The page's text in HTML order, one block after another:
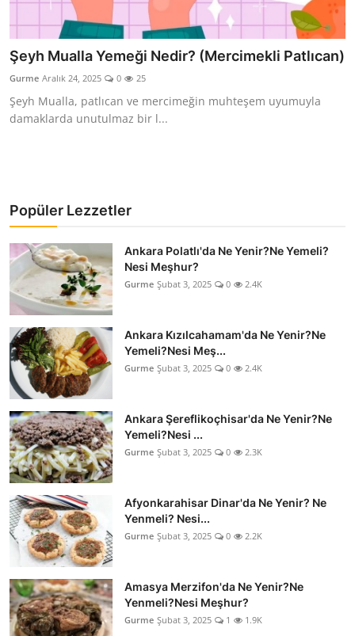
Şeyh Mualla Yemeği Nedir? (Mercimekli Patlıcan)
Gurme Aralık 24, 2025 0 25
Şeyh Mualla, patlıcan ve mercimeğin muhteşem uyumuyla
damaklarda unutulmaz bir l...
Popüler Lezzetler
Ankara Polatlı'da Ne Yenir?Ne Yemeli?
Nesi Meşhur?
Gurme Şubat 3, 2025 0 2.4K
Ankara Kızılcahamam'da Ne Yenir?Ne
Yemeli?Nesi Meş...
Gurme Şubat 3, 2025 0 2.4K
Ankara Şereflikoçhisar'da Ne Yenir?Ne
Yemeli?Nesi ...
Gurme Şubat 3, 2025 0 2.3K
Afyonkarahisar Dinar'da Ne Yenir? Ne
Yenmeli? Nesi...
Gurme Şubat 3, 2025 0 2.2K
Amasya Merzifon'da Ne Yenir?Ne
Yenmeli?Nesi Meşhur?
Gurme Şubat 3, 2025 1 1.9K